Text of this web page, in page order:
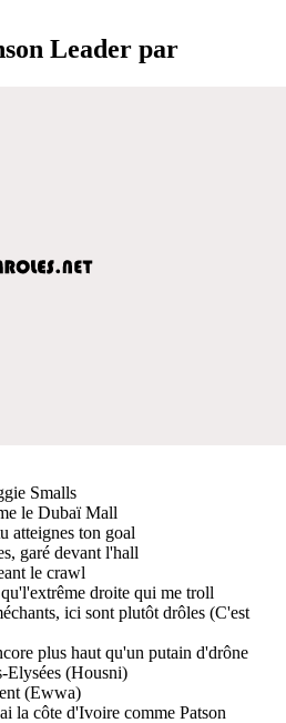
Leader par
Smalls
le Dubaï Mall
atteignes ton goal
garé devant l'hall
le crawl
droite qui me troll
ici sont plutôt drôles (C'est
plus haut qu'un putain d'drône
Elysées (Housni)
(Ewwa)
la côte d'Ivoire comme Patson